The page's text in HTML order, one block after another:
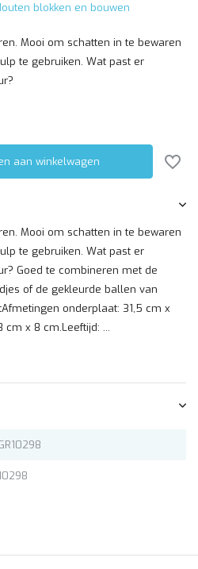
blokken en bouwen
Mooi om schatten in te bewaren
te gebruiken. Wat past er
aan winkelwagen
Mooi om schatten in te bewaren
te gebruiken. Wat past er
Goed te combineren met de
of de gekleurde ballen van
onderplaat: 31,5 cm x
cm x 8 cm.Leeftijd: ...